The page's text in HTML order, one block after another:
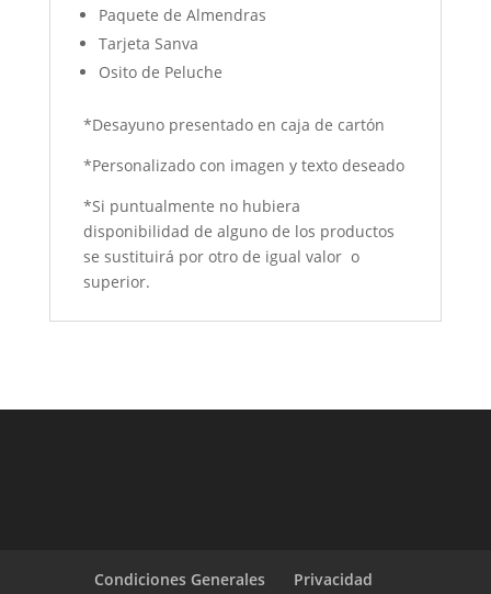
Paquete de Almendras
Tarjeta Sanva
Osito de Peluche
*Desayuno presentado en caja de cartón
*Personalizado con imagen y texto deseado
*Si puntualmente no hubiera
disponibilidad de alguno de los productos
se sustituirá por otro de igual valor o
superior.
Condiciones Generales
Privacidad